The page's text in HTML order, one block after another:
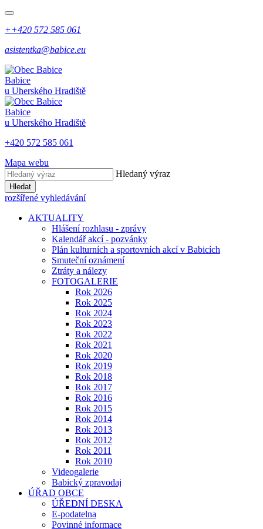
++420 572 585 061
asistentka@babice.eu
Babice
u Uherského Hradiště
Babice
u Uherského Hradiště
+420 572 585 061
Mapa webu
Hledaný výraz
Hledat
rozšířené vyhledávání
AKTUALITY
Hlášení rozhlasu - zprávy
Kalendář akcí - pozvánky
Plán kulturních a sportovních akcí v Babicích
Smuteční oznámení
Ztráty a nálezy
FOTOGALERIE
Rok 2026
Rok 2025
Rok 2024
Rok 2023
Rok 2022
Rok 2021
Rok 2020
Rok 2019
Rok 2018
Rok 2017
Rok 2016
Rok 2015
Rok 2014
Rok 2013
Rok 2012
Rok 2011
Rok 2010
Videogalerie
Babický zpravodaj
ÚŘAD OBCE
ÚŘEDNÍ DESKA
E-podatelna
Povinné informace